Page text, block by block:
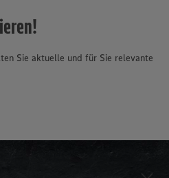
Sie aktuelle und für Sie relevante